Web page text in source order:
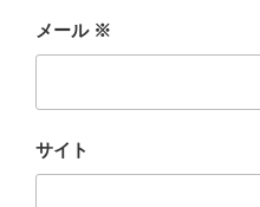
メール ※
サイト